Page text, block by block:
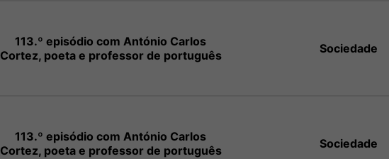
113.º episódio com António Carlos
Cortez, poeta e professor de português
Sociedade
113.º episódio com António Carlos
Cortez, poeta e professor de português
Sociedade